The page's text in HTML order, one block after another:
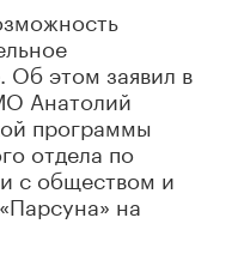
Об этом заявил в
Анатолий
программы
отдела по
с обществом и
на